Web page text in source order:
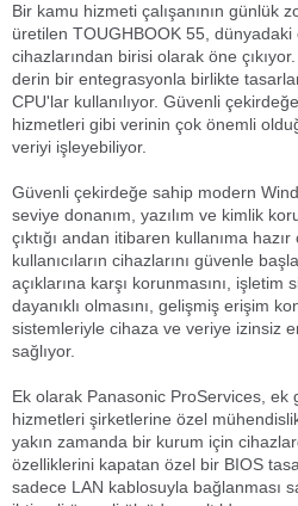
Bir kamu hizmeti çalışanının günlük
üretilen TOUGHBOOK 55,
cihazlarından birisi olarak öne
derin bir entegrasyonla birlikte
CPU'lar kullanılıyor. Güvenli
hizmetleri gibi verinin çok önemli
veriyi işleyebiliyor.
Güvenli çekirdeğe sahip modern
seviye donanım, yazılım ve kimlik
çıktığı andan itibaren kullanıma
kullanıcıların cihazlarını güvenle
açıklarına karşı korunmasını, işletim
dayanıklı olmasını, gelişmiş erişim
sistemleriyle cihaza ve veriye izinsiz
sağlıyor.
Ek olarak Panasonic ProServices, ek
hizmetleri şirketlerine özel
yakın zamanda bir kurum için
özelliklerini kapatan özel bir BIOS
sadece LAN kablosuyla bağlanması